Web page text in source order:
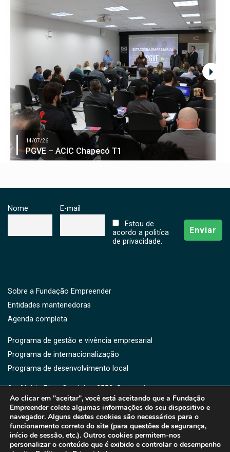
14/07/26
PGVE – ACIC Chapecó T1
Nome
E-mail
Estou de
acordo a politíca
de privacidade.
Sobre a Fundação Empreender
Entidades mantenedoras
Agenda completa
Programa de gestão e vivência empresarial
Programa de internacionalização
Programa de desenvolvimento local
Av. Aluísio Pires Condeixa, 2550, Saguaçú,
CEP: 89221-750 -Joinville, SC
(47) 3461-3364 | 3461-3373 | (47) 9176-5919
fe@fe.org.br
Ao clicar em "aceitar", você está aceitando que a Fundação
Empreender colete algumas informações do seu dispositivo e
navegador. Alguns destes cookies são necessários para o
funcionamento correto do site (para questões de segurança,
início de sessão, etc.). Outros cookies permitem-nos
personalizar o conteúdo que é exibido e controlar o desempenho